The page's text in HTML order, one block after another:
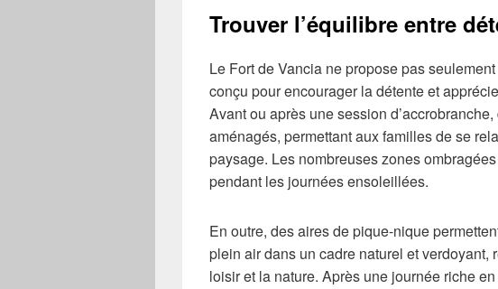
Trouver l’équilibre entre
Le Fort de Vancia ne propose pas
conçu pour encourager la détente et
Avant ou après une session
aménagés, permettant aux familles de se
paysage. Les nombreuses zones
pendant les journées ensoleillées.
En outre, des aires de pique-nique
plein air dans un cadre naturel et verdoyant,
loisir et la nature. Après une journée riche